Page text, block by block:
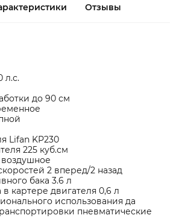
Отзывы
л.с.
до 90 см
Lifan KP230
225 куб.см
2 вперед/2 назад
бака 3.6 л
картере двигателя 0,6 л
использования да
пневматические